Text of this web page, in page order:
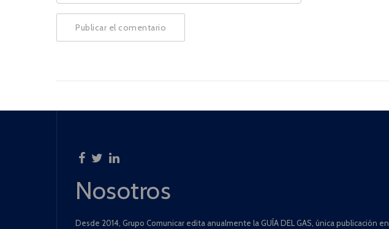
Nosotros
Desde 2014, Grupo Comunicar edita anualmente la GUÍA DEL GAS, única publicación en